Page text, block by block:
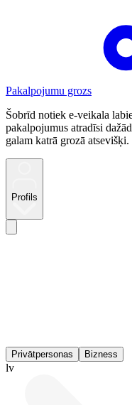
Pakalpojumu grozs
Šobrīd notiek e-veikala
pakalpojumus atradīsi
galam katrā grozā atsevišķi.
Profils
Privātpersonas Bizness
lv